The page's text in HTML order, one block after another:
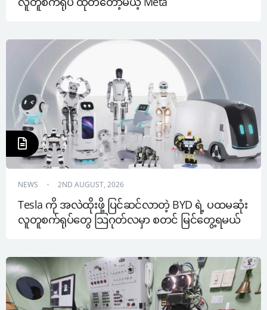
NEWS 2ND AUGUST, 2026
Tesla ကို အလဲထိုးဖို့ ပြင်ဆင်လာတဲ့ BYD ရဲ့ ပထမဆုံး
လူတူစက်ရုပ်တွေ သြဂုတ်လမှာ စတင် မြင်တွေ့ရမယ်